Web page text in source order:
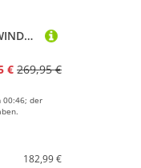
GORE WEAR CONCURVE WINDSTOPPER® Insulated Hooded Jacket Damen purple indigo XS/36
€ 269,95 €
00:46; der
182,99 €